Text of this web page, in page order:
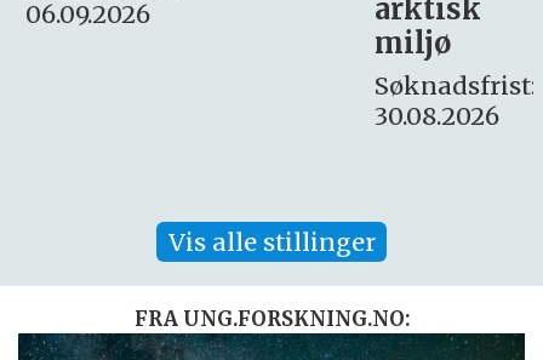
Søknadsfrist:
16. august.
Vis alle stillinger
FRA UNG.FORSKNING.NO: